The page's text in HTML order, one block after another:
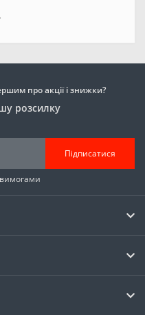
про акції і знижки?
розсилку
Підписатися
вимогами